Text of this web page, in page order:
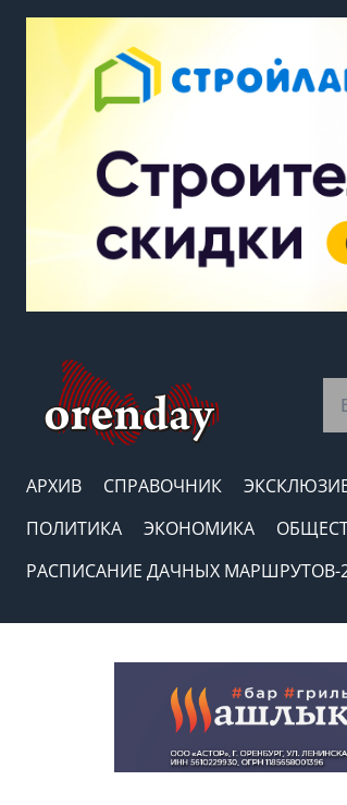
АРХИВ СПРАВОЧНИК
ПОЛИТИКА
ЭКОНОМИКА
РАСПИСАНИЕ ДАЧНЫХ МАРШРУТОВ-